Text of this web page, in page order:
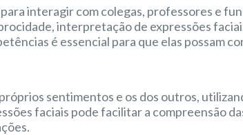
interagir com colegas, professores e
interpretação de expressões
é essencial para que elas possam
sentimentos e os dos outros,
faciais pode facilitar a compreensão